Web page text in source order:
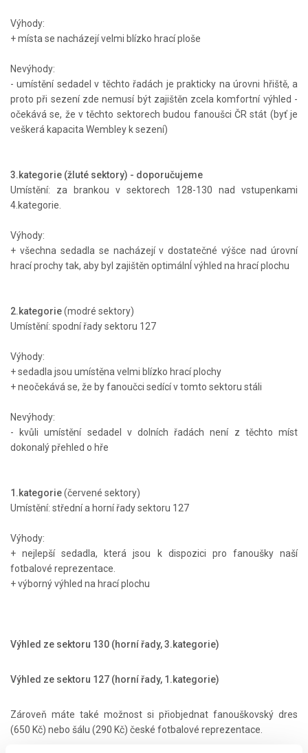
Výhody:
+ místa se nacházejí velmi blízko hrací ploše
Nevýhody:
- umístění sedadel v těchto řadách je prakticky na úrovni hřiště, a
proto při sezení zde nemusí být zajištěn zcela komfortní výhled -
očekává se, že v těchto sektorech budou fanoušci ČR stát (byť je
veškerá kapacita Wembley k sezení)
3.kategorie (žluté sektory) - doporučujeme
Umístění: za brankou v sektorech 128-130 nad vstupenkami
4.kategorie.
Výhody:
+ všechna sedadla se nacházejí v dostatečné výšce nad úrovní
hrací prochy tak, aby byl zajištěn optimálnÍ výhled na hrací plochu
2.kategorie(modré sektory)
Umístění: spodní řady sektoru 127
Výhody:
+ sedadla jsou umístěna velmi blízko hrací plochy
+ neočekává se, že by fanoučci sedící v tomto sektoru stáli
Nevýhody:
- kvůli umístění sedadel v dolních řadách není z těchto míst
dokonalý přehled o hře
1.kategorie(červené sektory)
Umístění: střední a horní řady sektoru 127
Výhody:
+ nejlepší sedadla, která jsou k dispozici pro fanoušky naší
fotbalové reprezentace.
+ výborný výhled na hrací plochu
Výhled ze sektoru 130 (horní řady, 3.kategorie)
Výhled ze sektoru 127 (horní řady, 1.kategorie)
Zároveň máte také možnost si přiobjednat fanouškovský dres
(650 Kč) nebo šálu (290 Kč) české fotbalové reprezentace.